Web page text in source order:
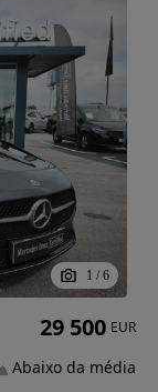
1 / 6
29 500 EUR
Abaixo da média